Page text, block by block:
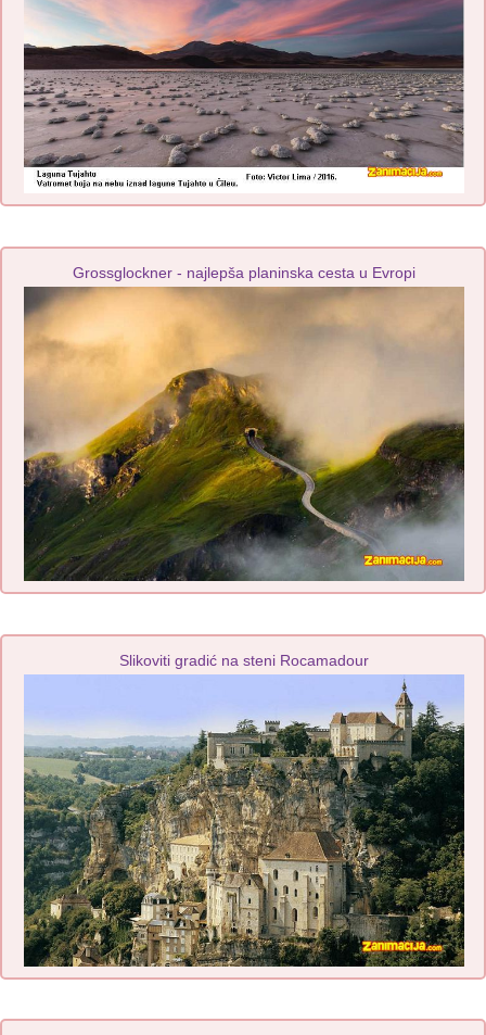
Grossglockner - najlepša planinska cesta u Evropi
Slikoviti gradić na steni Rocamadour